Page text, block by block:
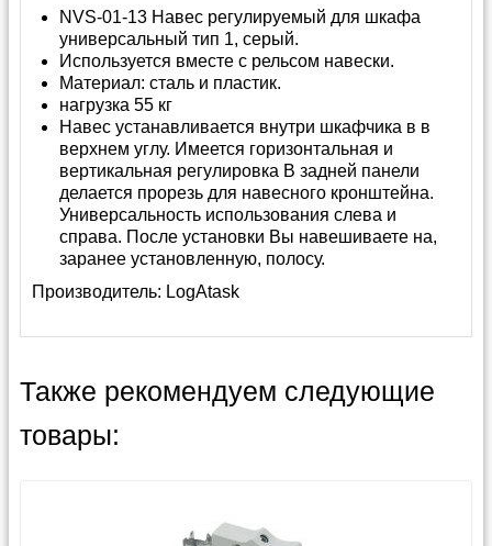
NVS-01-13 Навес регулируемый для шкафа
универсальный тип 1, серый.
Используется вместе с рельсом навески.
Материал: сталь и пластик.
нагрузка 55 кг
Навес устанавливается внутри шкафчика в в
верхнем углу. Имеется горизонтальная и
вертикальная регулировка В задней панели
делается прорезь для навесного кронштейна.
Универсальность использования слева и
справа. После установки Вы навешиваете на,
заранее установленную, полосу.
Производитель: LogAtask
Также рекомендуем следующие
товары: